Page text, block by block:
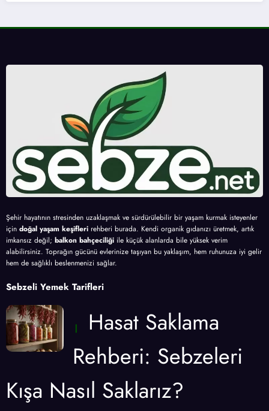
Şehir hayatının stresinden uzaklaşmak ve sürdürülebilir bir yaşam kurmak isteyenler
için doğal yaşam keşifleri rehberi burada. Kendi organik gıdanızı üretmek, artık
imkansız değil; balkon bahçeciliği ile küçük alanlarda bile yüksek verim
alabilirsiniz. Toprağın gücünü evlerinize taşıyan bu yaklaşım, hem ruhunuza iyi gelir
hem de sağlıklı beslenmenizi sağlar.
Sebzeli Yemek Tarifleri
Hasat Saklama
Rehberi: Sebzeleri
Kışa Nasıl Saklarız?